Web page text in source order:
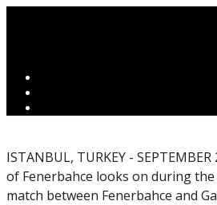
ISTANBUL, TURKEY -
of Fenerbahce looks on during
match between Fenerbahce and